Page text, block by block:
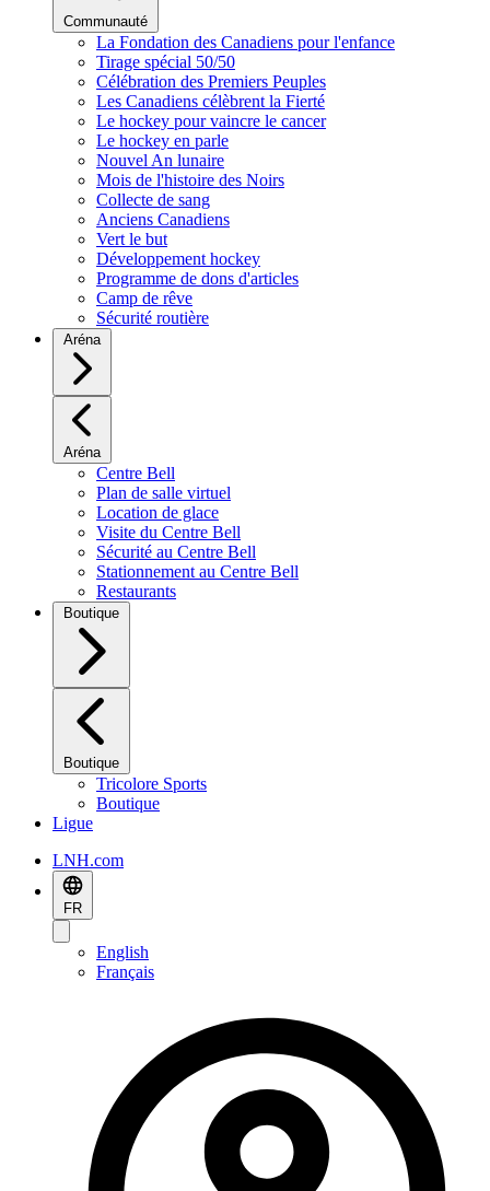
Communauté
La Fondation des Canadiens pour l'enfance
Tirage spécial 50/50
Célébration des Premiers Peuples
Les Canadiens célèbrent la Fierté
Le hockey pour vaincre le cancer
Le hockey en parle
Nouvel An lunaire
Mois de l'histoire des Noirs
Collecte de sang
Anciens Canadiens
Vert le but
Développement hockey
Programme de dons d'articles
Camp de rêve
Sécurité routière
Aréna
Aréna
Centre Bell
Plan de salle virtuel
Location de glace
Visite du Centre Bell
Sécurité au Centre Bell
Stationnement au Centre Bell
Restaurants
Boutique
Boutique
Tricolore Sports
Boutique
Ligue
LNH.com
FR
English
Français